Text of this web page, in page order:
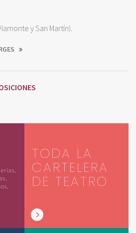
y San Martín).
TODA LA
CARTELERA
DE TEATRO